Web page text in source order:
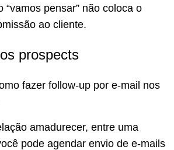
“vamos pensar” não coloca o
ao cliente.
prospects
fazer follow-up por e-mail nos
amadurecer, entre uma
pode agendar envio de e-mails